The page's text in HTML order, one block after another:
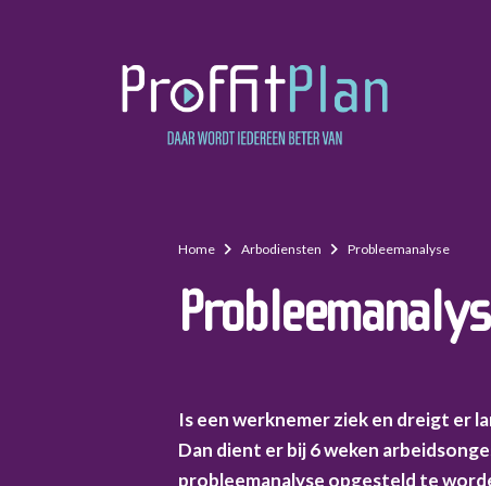
Home Arbodiensten Probleemanalyse
Is een werknemer ziek en dreigt er
Dan dient er bij 6 weken
probleemanalyse opgesteld te